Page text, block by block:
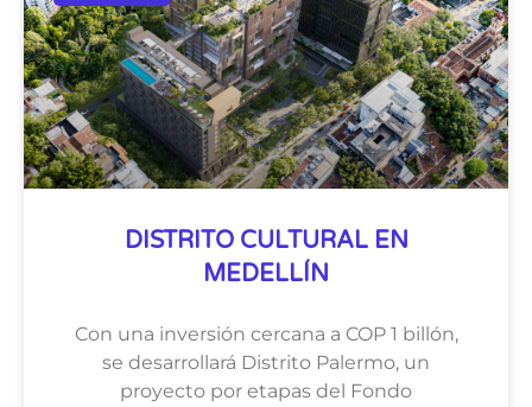
DISTRITO CULTURAL EN
MEDELLÍN
Con una inversión cercana a COP 1 billón,
se desarrollará Distrito Palermo, un
proyecto por etapas del Fondo